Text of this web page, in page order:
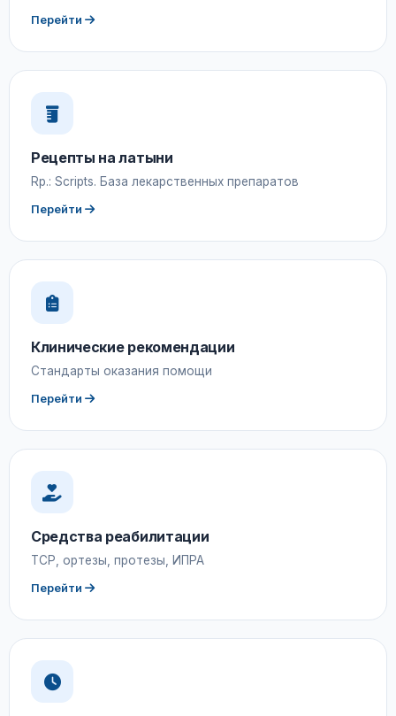
Перейти
Рецепты на латыни
Rp.: Scripts. База лекарственных препаратов
Перейти
Клинические рекомендации
Стандарты оказания помощи
Перейти
Средства реабилитации
ТСР, ортезы, протезы, ИПРА
Перейти